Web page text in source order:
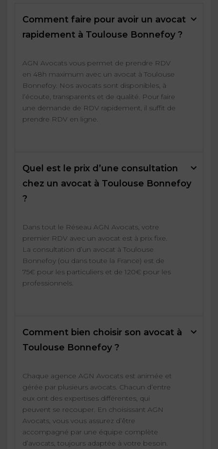
Comment faire pour avoir un avocat
rapidement à Toulouse Bonnefoy ?
AGN Avocats vous permet de prendre RDV
en 48h maximum avec un avocat à Toulouse
Bonnefoy. Nos avocats sont disponibles, à
l’écoute, transparents et de qualité. Pour faire
une demande de RDV rapidement, il suffit de
prendre RDV en ligne.
Quel est le prix d’une consultation
chez un avocat à Toulouse Bonnefoy
?
Dans tout le Réseau AGN Avocats, votre
premier RDV avec un avocat est à prix fixe.
La consultation d’un avocat à Toulouse
Bonnefoy (ou dans toute la France) est de
75€ pour les particuliers et de 120€ pour les
professionnels.
Comment bien choisir son avocat à
Toulouse Bonnefoy ?
Chaque agence AGN Avocats est animée et
gérée par plusieurs avocats. Chacun d’entre
eux ont des expertises différentes, qui
peuvent se recouper. En choisissant AGN
Avocats, vous vous assurez d’être
accompagné par une équipe complète
d’avocats, toujours adaptée à votre besoin.